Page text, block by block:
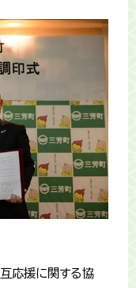
応援に関する協